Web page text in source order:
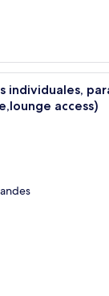
Habitación
individuales,
access)